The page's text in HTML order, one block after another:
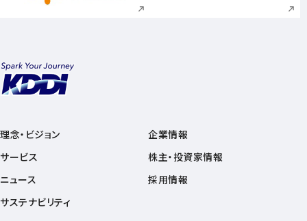
理念・ビジョン
サービス
ニュース
サステナビリティ
企業情報
株主・投資家情報
採用情報